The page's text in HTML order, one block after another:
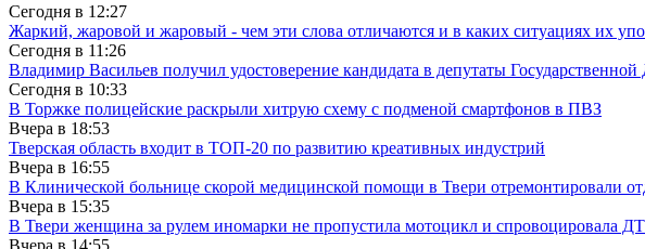
Сегодня в 12:27
Жаркий, жаровой и жаровый - чем эти слова отличаются и в каких ситуациях их
Сегодня в 11:26
Владимир Васильев получил удостоверение кандидата в депутаты
Сегодня в 10:33
В Торжке полицейские раскрыли хитрую схему с подменой смартфонов в ПВЗ
Вчера в 18:53
Тверская область входит в ТОП-20 по развитию креативных индустрий
Вчера в 16:55
В Клинической больнице скорой медицинской помощи в Твери отремонтировали
Вчера в 15:35
В Твери женщина за рулем иномарки не пропустила мотоцикл и спровоцировала
Вчера в 14:55